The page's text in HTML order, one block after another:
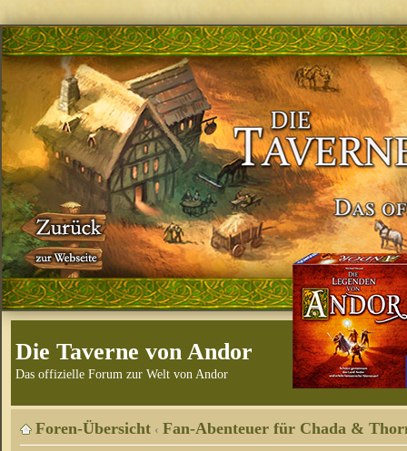
Die Taverne von Andor
Das offizielle Forum zur Welt von Andor
Foren-Übersicht ‹ Fan-Abenteuer für Chada &